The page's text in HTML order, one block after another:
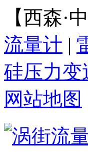
【西森·
流量计 |
硅压力变
网站地图